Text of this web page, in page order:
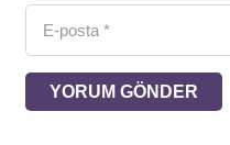
YORUM GÖNDER